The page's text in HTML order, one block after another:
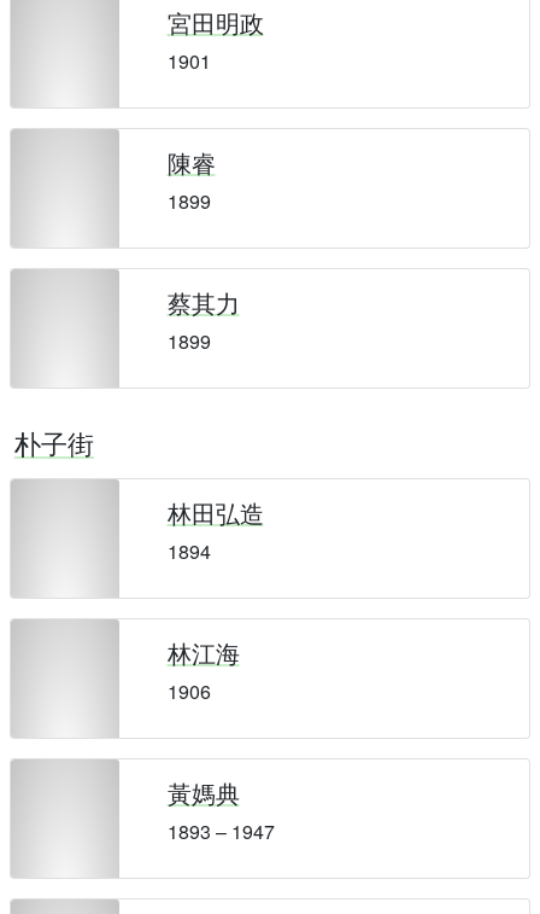
宮田明政
1901
陳睿
1899
蔡其力
1899
朴子街
林田弘造
1894
林江海
1906
黃媽典
1893 – 1947